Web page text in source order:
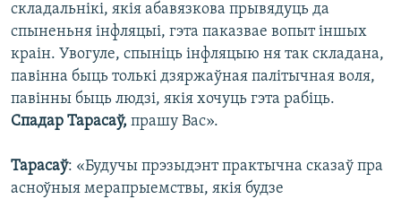
складальнікі, якія абавязкова прывядуць да
спыненьня інфляцыі, гэта паказвае вопыт іншых
краін. Увогуле, спыніць інфляцыю ня так складана,
павінна быць толькі дзяржаўная палітычная воля,
павінны быць людзі, якія хочуць гэта рабіць.
Спадар Тарасаў, прашу Вас».
Тарасаў: «Будучы прэзыдэнт практычна сказаў пра
асноўныя мерапрыемствы, якія будзе